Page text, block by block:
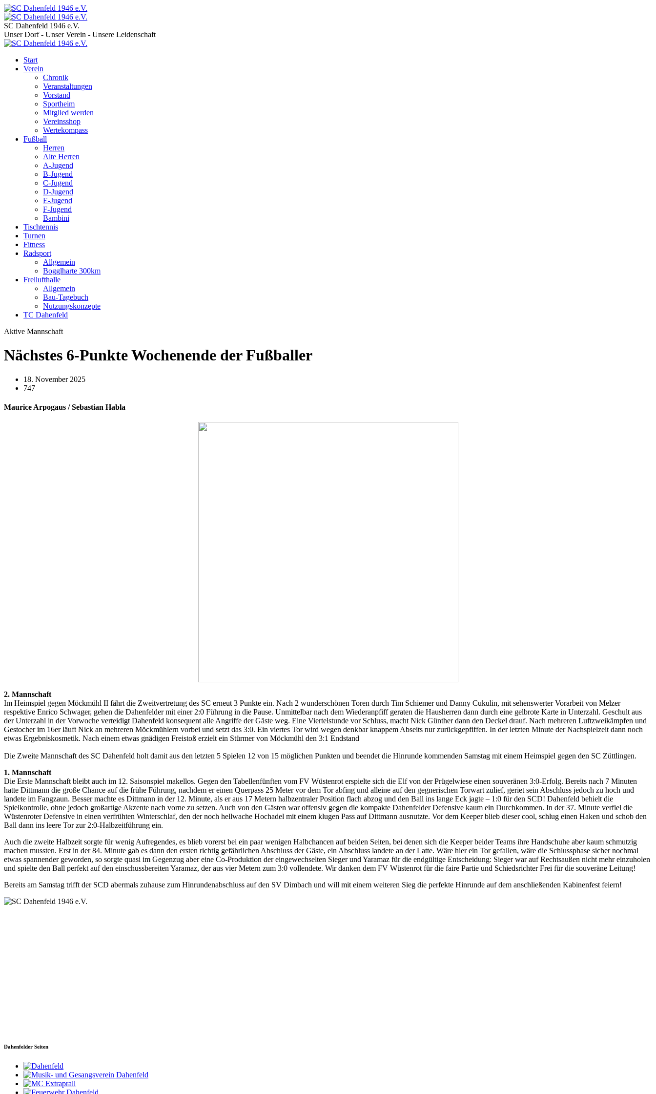
SC Dahenfeld 1946 e.V.
Unser Dorf - Unser Verein - Unsere Leidenschaft
Start
Verein
Chronik
Veranstaltungen
Vorstand
Sportheim
Mitglied werden
Vereinsshop
Wertekompass
Fußball
Herren
Alte Herren
A-Jugend
B-Jugend
C-Jugend
D-Jugend
E-Jugend
F-Jugend
Bambini
Tischtennis
Turnen
Fitness
Radsport
Allgemein
Bogglharte 300km
Freilufthalle
Allgemein
Bau-Tagebuch
Nutzungskonzepte
TC Dahenfeld
Aktive Mannschaft
Nächstes 6-Punkte Wochenende der Fußballer
18. November 2025
747
Maurice Arpogaus / Sebastian Habla
2. Mannschaft
Im Heimspiel gegen Möckmühl II fährt die Zweitvertretung des SC erneut 3 Punkte ein. Nach 2 wunderschönen Toren durch Tim Schiemer und Danny Cukulin, mit sehenswerter Vorarbeit von Melzer
respektive Enrico Schwager, gehen die Dahenfelder mit einer 2:0 Führung in die Pause. Unmittelbar nach dem Wiederanpfiff geraten die Hausherren dann durch eine gelbrote Karte in Unterzahl. Geschult aus
der Unterzahl in der Vorwoche verteidigt Dahenfeld konsequent alle Angriffe der Gäste weg. Eine Viertelstunde vor Schluss, macht Nick Günther dann den Deckel drauf. Nach mehreren Luftzweikämpfen und
Gestocher im 16er läuft Nick an mehreren Möckmühlern vorbei und setzt das 3:0. Ein viertes Tor wird wegen denkbar knappem Abseits nur zurückgepfiffen. In der letzten Minute der Nachspielzeit dann noch
etwas Ergebniskosmetik. Nach einem etwas gnädigen Freistoß erzielt ein Stürmer von Möckmühl den 3:1 Endstand
Die Zweite Mannschaft des SC Dahenfeld holt damit aus den letzten 5 Spielen 12 von 15 möglichen Punkten und beendet die Hinrunde kommenden Samstag mit einem Heimspiel gegen den SC Züttlingen.
1. Mannschaft
Die Erste Mannschaft bleibt auch im 12. Saisonspiel makellos. Gegen den Tabellenfünften vom FV Wüstenrot erspielte sich die Elf von der Prügelwiese einen souveränen 3:0-Erfolg. Bereits nach 7 Minuten
hatte Dittmann die große Chance auf die frühe Führung, nachdem er einen Querpass 25 Meter vor dem Tor abfing und alleine auf den gegnerischen Torwart zulief, geriet sein Abschluss jedoch zu hoch und
landete im Fangzaun. Besser machte es Dittmann in der 12. Minute, als er aus 17 Metern halbzentraler Position flach abzog und den Ball ins lange Eck jagte – 1:0 für den SCD! Dahenfeld behielt die
Spielkontrolle, ohne jedoch großartige Akzente nach vorne zu setzen. Auch von den Gästen war offensiv gegen die kompakte Dahenfelder Defensive kaum ein Durchkommen. In der 37. Minute verfiel die
Wüstenroter Defensive in einen verfrühten Winterschlaf, den der noch hellwache Hochadel mit einem klugen Pass auf Dittmann ausnutzte. Vor dem Keeper blieb dieser cool, schlug einen Haken und schob den
Ball dann ins leere Tor zur 2:0-Halbzeitführung ein.
Auch die zweite Halbzeit sorgte für wenig Aufregendes, es blieb vorerst bei ein paar wenigen Halbchancen auf beiden Seiten, bei denen sich die Keeper beider Teams ihre Handschuhe aber kaum schmutzig
machen mussten. Erst in der 84. Minute gab es dann den ersten richtig gefährlichen Abschluss der Gäste, ein Abschluss landete an der Latte. Wäre hier ein Tor gefallen, wäre die Schlussphase sicher nochmal
etwas spannender geworden, so sorgte quasi im Gegenzug aber eine Co-Produktion der eingewechselten Sieger und Yaramaz für die endgültige Entscheidung: Sieger war auf Rechtsaußen nicht mehr einzuholen
und spielte den Ball perfekt auf den einschussbereiten Yaramaz, der aus vier Metern zum 3:0 vollendete. Wir danken dem FV Wüstenrot für die faire Partie und Schiedsrichter Frei für die souveräne Leitung!
Bereits am Samstag trifft der SCD abermals zuhause zum Hinrundenabschluss auf den SV Dimbach und will mit einem weiteren Sieg die perfekte Hinrunde auf dem anschließenden Kabinenfest feiern!
Dahenfelder Seiten